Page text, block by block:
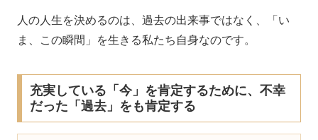
人の人生を決めるのは、過去の出来事ではなく、「い
ま、この瞬間」を生きる私たち自身なのです。
充実している「今」を肯定するために、不幸
だった「過去」をも肯定する